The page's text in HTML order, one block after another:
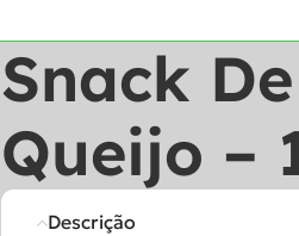
Snack
Queijo –
Descrição